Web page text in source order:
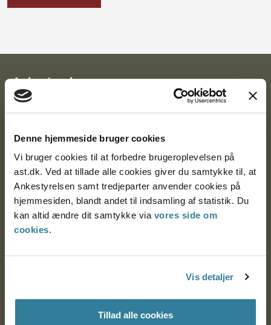
Denne hjemmeside bruger cookies
Vi bruger cookies til at forbedre brugeroplevelsen på
ast.dk. Ved at tillade alle cookies giver du samtykke til, at
Ankestyrelsen samt tredjeparter anvender cookies på
hjemmesiden, blandt andet til indsamling af statistik. Du
kan altid ændre dit samtykke via vores side om
cookies.
Vis detaljer
Tillad alle cookies
Ankestyrelsen
Postadresse:
Nytorv 7, 2. sal
9000 Aalborg
Ankestyrelsen Aalborg
Ankestyrelsen København